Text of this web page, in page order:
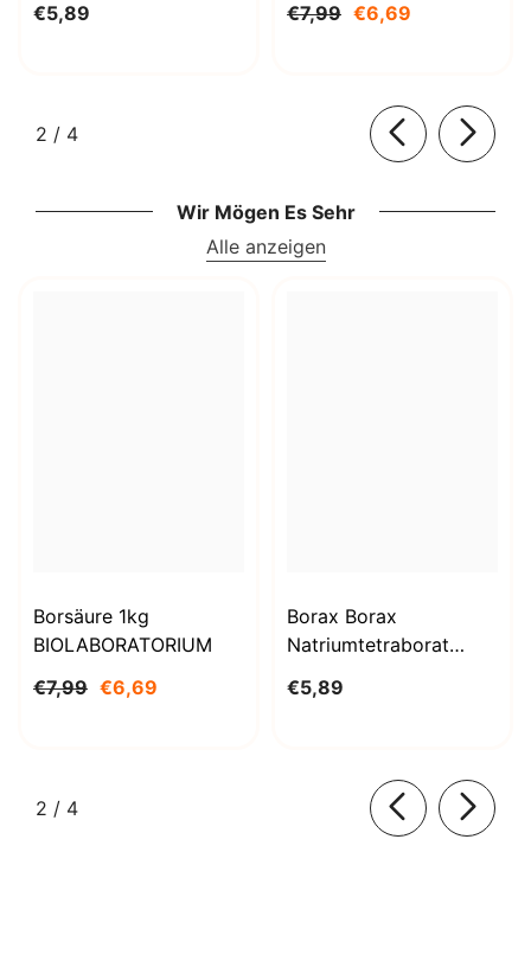
STANLAB
€5,89
€7,99 €6,69
2 / von
4
Wir Mögen Es Sehr
Alle anzeigen
Borsäure 1kg
BIOLABORATORIUM
€7,99 €6,69
Borax Borax
Natriumtetraborat
BioLaboratorium
€5,89
2 / von
4